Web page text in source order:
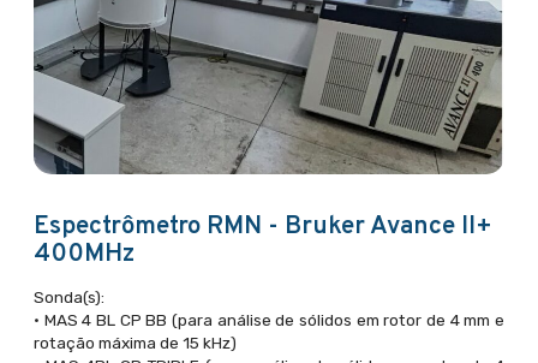
Espectrômetro RMN - Bruker Avance II+
400MHz
Sonda(s):
• MAS 4 BL CP BB (para análise de sólidos em rotor de 4 mm e
rotação máxima de 15 kHz)